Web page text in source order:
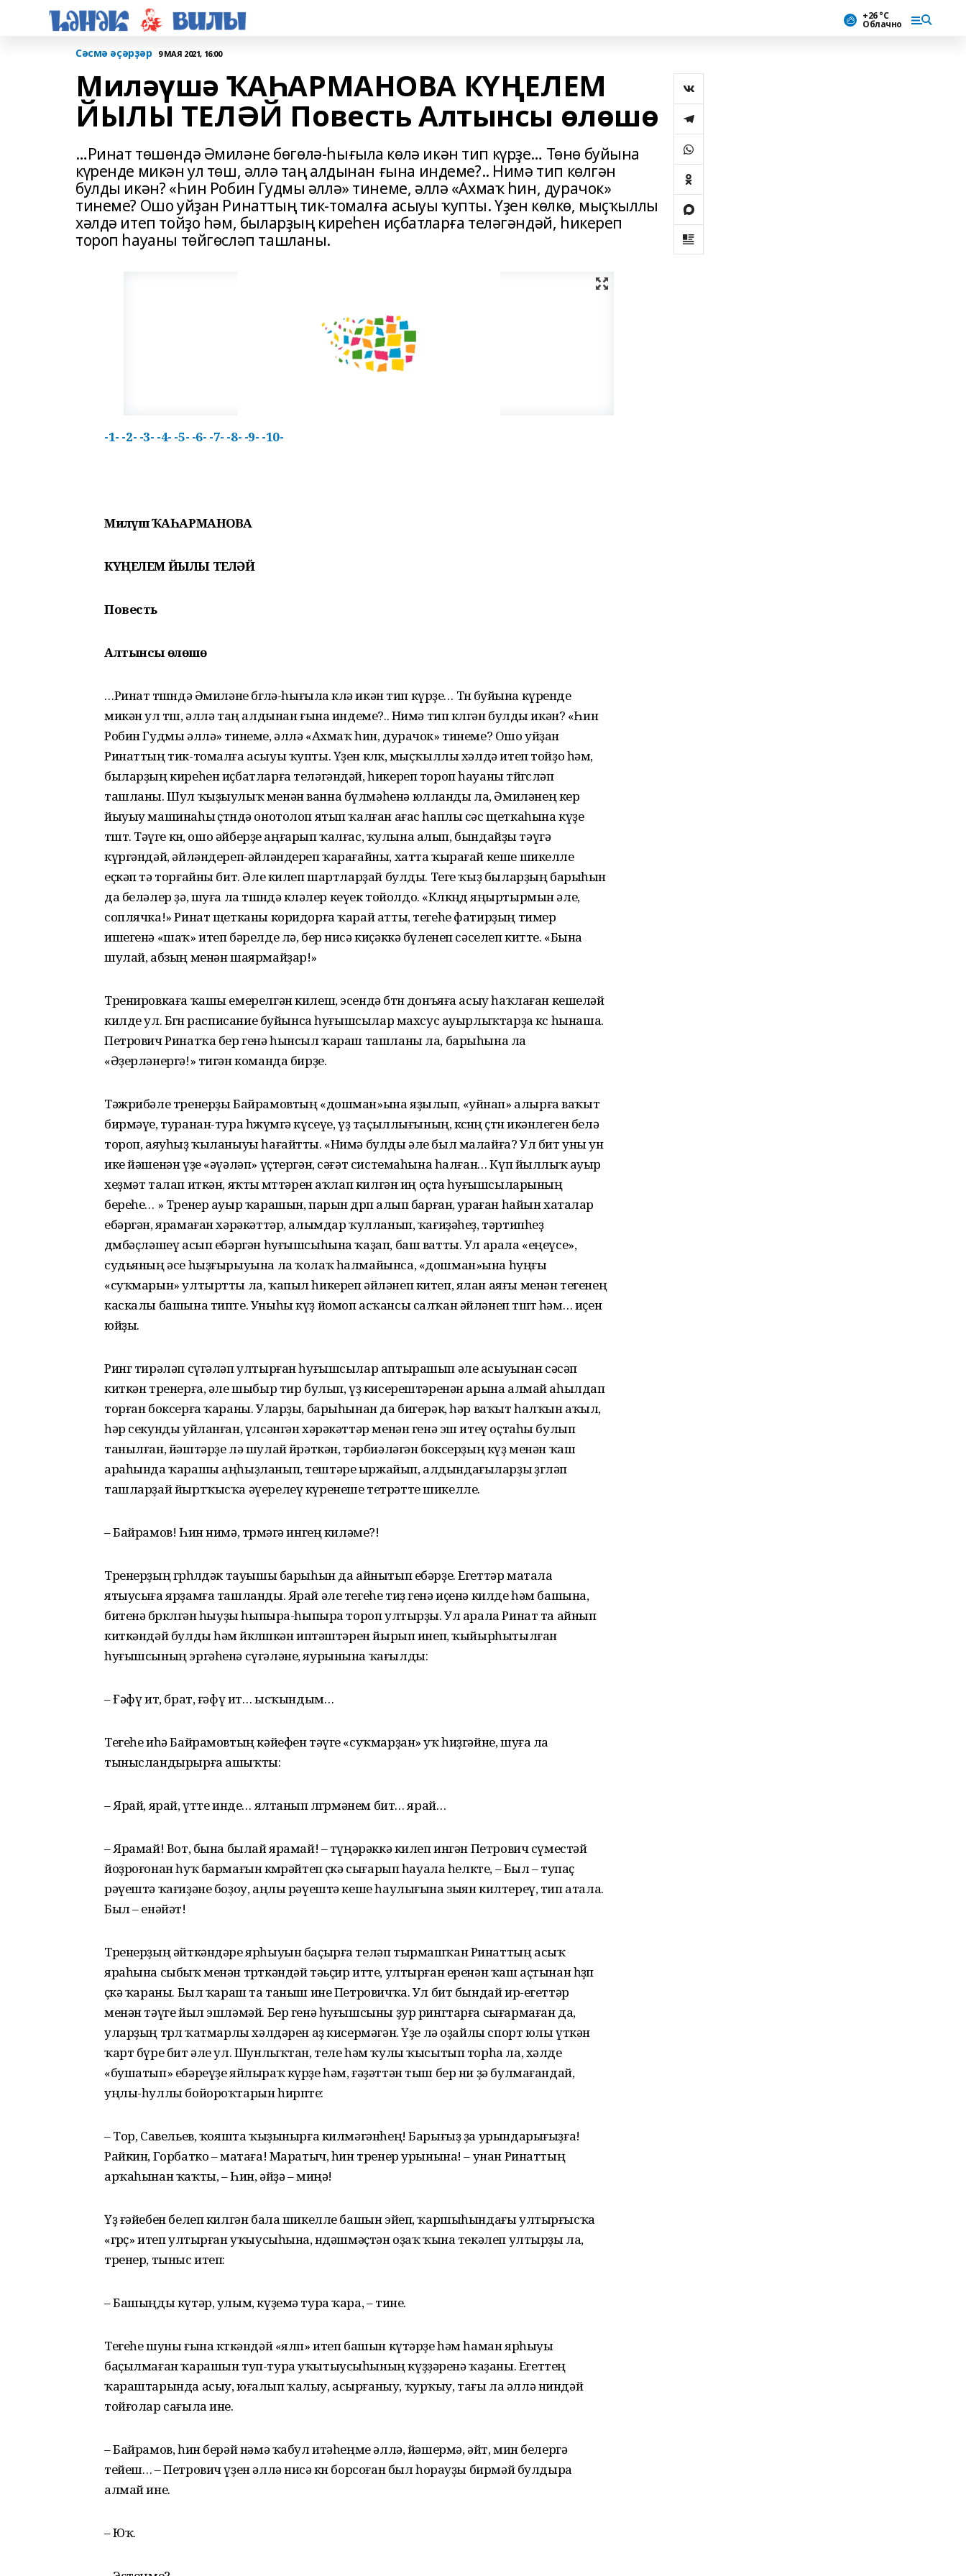
+26 °С
Облачно
Сәсмә әҫәрҙәр 9 МАЯ 2021, 16:00
Миләүшә ҠАҺАРМАНОВА КҮҢЕЛЕМ
ЙЫЛЫ ТЕЛӘЙ Повесть Алтынсы өлөшө
…Ринат төшөндә Әмиләне бөгөлә-һығыла көлә икән тип күрҙе… Төнө буйына
күренде микән ул төш, әллә таң алдынан ғына индеме?.. Нимә тип көлгән
булды икән? «Һин Робин Гудмы әллә» тинеме, әллә «Ахмаҡ һин, дурачок»
тинеме? Ошо уйҙан Ринаттың тик-томалға асыуы ҡупты. Үҙен көлкө, мыҫҡыллы
хәлдә итеп тойҙо һәм, быларҙың киреһен иҫбатларға теләгәндәй, һикереп
тороп һауаны төйгөсләп ташланы.
-1- -2- -3- -4- -5- -6- -7- -8- -9- -10-
Миләүшә ҠАҺАРМАНОВА
КҮҢЕЛЕМ ЙЫЛЫ ТЕЛӘЙ
Повесть
Алтынсы өлөшө
…Ринат төшөндә Әмиләне бөгөлә-һығыла көлә икән тип күрҙе… Төнө буйына күренде
микән ул төш, әллә таң алдынан ғына индеме?.. Нимә тип көлгән булды икән? «Һин
Робин Гудмы әллә» тинеме, әллә «Ахмаҡ һин, дурачок» тинеме? Ошо уйҙан
Ринаттың тик-томалға асыуы ҡупты. Үҙен көлкө, мыҫҡыллы хәлдә итеп тойҙо һәм,
быларҙың киреһен иҫбатларға теләгәндәй, һикереп тороп һауаны төйгөсләп
ташланы. Шул ҡыҙыулыҡ менән ванна бүлмәһенә юлланды ла, Әмиләнең кер
йыуыу машинаһы өҫтөндә онотолоп ятып ҡалған ағас һаплы сәс щеткаһына күҙе
төштө. Тәүге көн, ошо әйберҙе аңғарып ҡалғас, ҡулына алып, бындайҙы тәүгә
күргәндәй, әйләндереп-әйләндереп ҡарағайны, хатта ҡырағай кеше шикелле
еҫкәп тә торғайны бит. Әле килеп шартларҙай булды. Теге ҡыҙ быларҙың барыһын
да беләлер ҙә, шуға ла төшөндә көләлер кеүек тойолдо. «Көлкөңдө яңыртырмын әле,
соплячка!» Ринат щетканы коридорға ҡарай атты, тегеһе фатирҙың тимер
ишегенә «шаҡ» итеп бәрелде лә, бер нисә киҫәккә бүленеп сәселеп китте. «Бына
шулай, абзың менән шаярмайҙар!»
Тренировкаға ҡашы емерелгән килеш, эсендә бөтөн донъяға асыу һаҡлаған кешеләй
килде ул. Бөгөн расписание буйынса һуғышсылар махсус ауырлыҡтарҙа көс һынаша.
Петрович Ринатҡа бер генә һынсыл ҡараш ташланы ла, барыһына ла
«Әҙерләнергә!» тигән команда бирҙе.
Тәжрибәле тренерҙы Байрамовтың «дошман»ына яҙылып, «уйнап» алырға ваҡыт
бирмәүе, туранан-тура һөжүмгә күсеүе, үҙ таҫыллығының, көсөнөң өҫтөн икәнлеген белә
тороп, аяуһыҙ ҡыланыуы һағайтты. «Нимә булды әле был малайға? Ул бит уны ун
ике йәшенән үҙе «әүәләп» үҫтергән, сәғәт системаһына һалған… Күп йыллыҡ ауыр
хеҙмәт талап иткән, яҡты өмөттәрен аҡлап килгән иң оҫта һуғышсыларының
береһе… » Тренер ауыр ҡарашын, парын дөрөп алып барған, ураған һайын хаталар
ебәргән, ярамаған хәрәкәттәр, алымдар ҡулланып, ҡағиҙәһеҙ, тәртипһеҙ
дөмбәҫләшеү асып ебәргән һуғышсыһына ҡаҙап, баш ватты. Ул арала «еңеүсе»,
судьяның әсе һыҙғырыуына ла ҡолаҡ һалмайынса, «дошман»ына һуңғы
«суҡмарын» ултыртты ла, ҡапыл һикереп әйләнеп китеп, ялан аяғы менән тегенең
каскалы башына типте. Уныһы күҙ йомоп асҡансы салҡан әйләнеп төштө һәм… иҫен
юйҙы.
Ринг тирәләп сүгәләп ултырған һуғышсылар аптырашып әле асыуынан сәсәп
киткән тренерға, әле шыбыр тир булып, үҙ кисерештәренән арына алмай аһылдап
торған боксерға ҡараны. Уларҙы, барыһынан да бигерәк, һәр ваҡыт һалҡын аҡыл,
һәр секунды уйланған, үлсәнгән хәрәкәттәр менән генә эш итеү оҫтаһы булып
танылған, йәштәрҙе лә шулай өйрәткән, тәрбиәләгән боксерҙың күҙ менән ҡаш
араһында ҡарашы аңһыҙланып, тештәре ыржайып, алдындағыларҙы өҙгөләп
ташларҙай йыртҡысҡа әүерелеү күренеше тетрәтте шикелле.
– Байрамов! Һин нимә, төрмәгә ингең киләме?!
Тренерҙың гөрһөлдәк тауышы барыһын да айнытып ебәрҙе. Егеттәр матала
ятыусыға ярҙамға ташланды. Ярай әле тегеһе тиҙ генә иҫенә килде һәм башына,
битенә бөркөлгән һыуҙы һыпыра-һыпыра тороп ултырҙы. Ул арала Ринат та айнып
киткәндәй булды һәм өйкөлөшкән иптәштәрен йырып инеп, ҡыйырһытылған
һуғышсының эргәһенә сүгәләне, яурынына ҡағылды:
– Ғәфү ит, брат, ғәфү ит… ысҡындым…
Тегеһе иһә Байрамовтың кәйефен тәүге «суҡмарҙан» уҡ һиҙгәйне, шуға ла
тынысландырырға ашыҡты:
– Ярай, ярай, үтте инде… ялтанып өлгөрмәнем бит… ярай…
– Ярамай! Вот, бына былай ярамай! – түңәрәккә килеп ингән Петрович сүместәй
йоҙроғонан һуҡ бармағын көмөрәйтеп өҫкә сығарып һауала һелкте, – Был – тупаҫ
рәүештә ҡағиҙәне боҙоу, аңлы рәүештә кеше һаулығына зыян килтереү, тип атала.
Был – енәйәт!
Тренерҙың әйткәндәре ярһыуын баҫырға теләп тырмашҡан Ринаттың асыҡ
яраһына сыбыҡ менән төрткәндәй тәьҫир итте, ултырған еренән ҡаш аҫтынан һөҙөп
өҫкә ҡараны. Был ҡараш та таныш ине Петровичҡа. Ул бит бындай ир-егеттәр
менән тәүге йыл эшләмәй. Бер генә һуғышсыны ҙур рингтарға сығармаған да,
уларҙың төрлө ҡатмарлы хәлдәрен аҙ кисермәгән. Үҙе лә оҙайлы спорт юлы үткән
ҡарт бүре бит әле ул. Шунлыҡтан, теле һәм ҡулы ҡысытып торһа ла, хәлде
«бушатып» ебәреүҙе яйлыраҡ күрҙе һәм, ғәҙәттән тыш бер ни ҙә булмағандай,
уңлы-һуллы бойороҡтарын һирпте:
– Тор, Савельев, ҡояшта ҡыҙынырға килмәгәнһең! Барығыҙ ҙа урындарығыҙға!
Райкин, Горбатко – матаға! Маратыч, һин тренер урынына! – унан Ринаттың
арҡаһынан ҡаҡты, – Һин, әйҙә – миңә!
Үҙ ғәйебен белеп килгән бала шикелле башын эйеп, ҡаршыһындағы ултырғысҡа
«гөрҫ» итеп ултырған уҡыусыһына, өндәшмәҫтән оҙаҡ ҡына текәлеп ултырҙы ла,
тренер, тыныс итеп:
– Башыңды күтәр, улым, күҙемә тура ҡара, – тине.
Тегеһе шуны ғына көткәндәй «ялп» итеп башын күтәрҙе һәм һаман ярһыуы
баҫылмаған ҡарашын туп-тура уҡытыусыһының күҙҙәренә ҡаҙаны. Егеттең
ҡараштарында асыу, юғалып ҡалыу, асырғаныу, ҡурҡыу, тағы ла әллә ниндәй
тойғолар сағыла ине.
– Байрамов, һин берәй нәмә ҡабул итәһеңме әллә, йәшермә, әйт, мин белергә
тейеш… – Петрович үҙен әллә нисә көн борсоған был һорауҙы бирмәй булдыра
алмай ине.
– Юҡ.